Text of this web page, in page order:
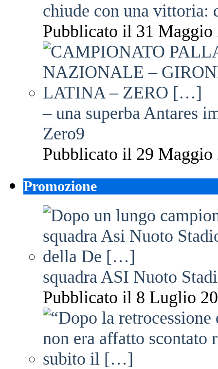
chiude con una vittoria:
Pubblicato il 31 Maggio
– una superba Antares
Zero9
Pubblicato il 29 Maggio
Promozione
squadra ASI Nuoto
Pubblicato il 8 Luglio